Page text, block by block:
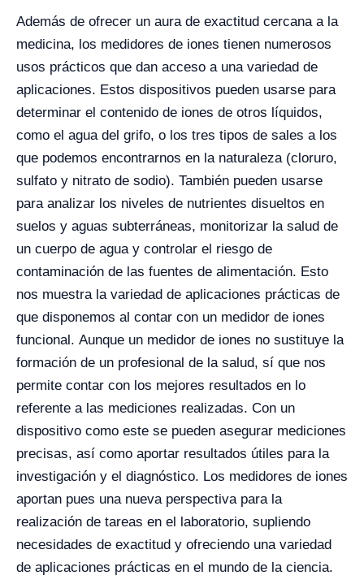
Además de ofrecer un aura de exactitud cercana a la
medicina, los medidores de iones tienen numerosos
usos prácticos que dan acceso a una variedad de
aplicaciones. Estos dispositivos pueden usarse para
determinar el contenido de iones de otros líquidos,
como el agua del grifo, o los tres tipos de sales a los
que podemos encontrarnos en la naturaleza (cloruro,
sulfato y nitrato de sodio). También pueden usarse
para analizar los niveles de nutrientes disueltos en
suelos y aguas subterráneas, monitorizar la salud de
un cuerpo de agua y controlar el riesgo de
contaminación de las fuentes de alimentación. Esto
nos muestra la variedad de aplicaciones prácticas de
que disponemos al contar con un medidor de iones
funcional. Aunque un medidor de iones no sustituye la
formación de un profesional de la salud, sí que nos
permite contar con los mejores resultados en lo
referente a las mediciones realizadas. Con un
dispositivo como este se pueden asegurar mediciones
precisas, así como aportar resultados útiles para la
investigación y el diagnóstico. Los medidores de iones
aportan pues una nueva perspectiva para la
realización de tareas en el laboratorio, supliendo
necesidades de exactitud y ofreciendo una variedad
de aplicaciones prácticas en el mundo de la ciencia.